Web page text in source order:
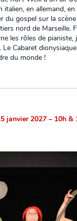
italien, en allemand,
du gospel sur la
nord de Marseille.
les rôles de
Cabaret
du monde !
janvier 2027 – 10h &